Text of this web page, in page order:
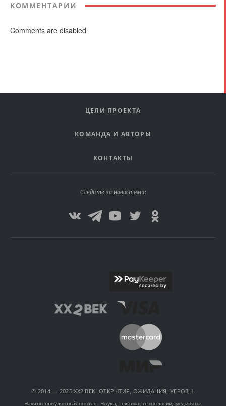
КОММЕНТАРИИ
Comments are disabled
ЦЕЛИ ПРОЕКТА
КОМАНДА И АВТОРЫ
КОНТАКТЫ
Следите за новостями:
© 2014 — 2025 XX2 ВЕК. ОТКРЫТИЯ, ОЖИДАНИЯ, УГРОЗЫ.
Научно-популярный портал. Наука, техника, технологии, медицина,